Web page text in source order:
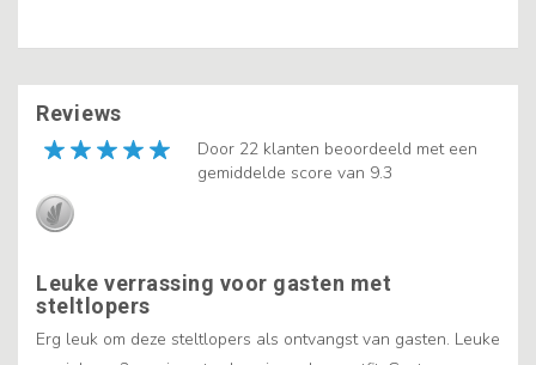
Reviews
Door 22 klanten beoordeeld met een
gemiddelde score van 9.3
Leuke verrassing voor gasten met
steltlopers
Erg leuk om deze steltlopers als ontvangst van gasten. Leuke